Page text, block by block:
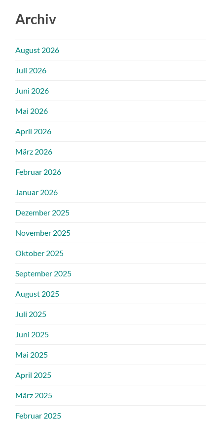
Archiv
August 2026
Juli 2026
Juni 2026
Mai 2026
April 2026
März 2026
Februar 2026
Januar 2026
Dezember 2025
November 2025
Oktober 2025
September 2025
August 2025
Juli 2025
Juni 2025
Mai 2025
April 2025
März 2025
Februar 2025